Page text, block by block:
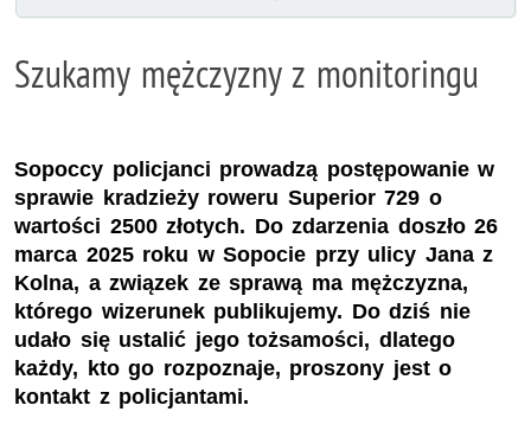
Szukamy mężczyzny z monitoringu
Sopoccy policjanci prowadzą postępowanie w
sprawie kradzieży roweru Superior 729 o
wartości 2500 złotych. Do zdarzenia doszło 26
marca 2025 roku w Sopocie przy ulicy Jana z
Kolna, a związek ze sprawą ma mężczyzna,
którego wizerunek publikujemy. Do dziś nie
udało się ustalić jego tożsamości, dlatego
każdy, kto go rozpoznaje, proszony jest o
kontakt z policjantami.